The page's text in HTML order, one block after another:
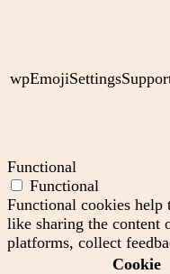
Functional
Functional
Functional cookies
like sharing the content
platforms, collect
Cookie